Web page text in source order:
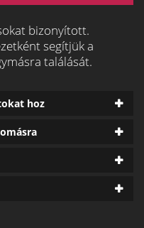
bizonyított.
segítjük a
találását.
hoz